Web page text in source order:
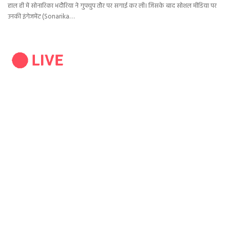
हाल ही में सोनारिका भदौरिया ने गुपचुप तौर पर सगाई कर ली। जिसके बाद सोशल मीडिया पर
उनकी इंगेजमेंट (Sonarika…